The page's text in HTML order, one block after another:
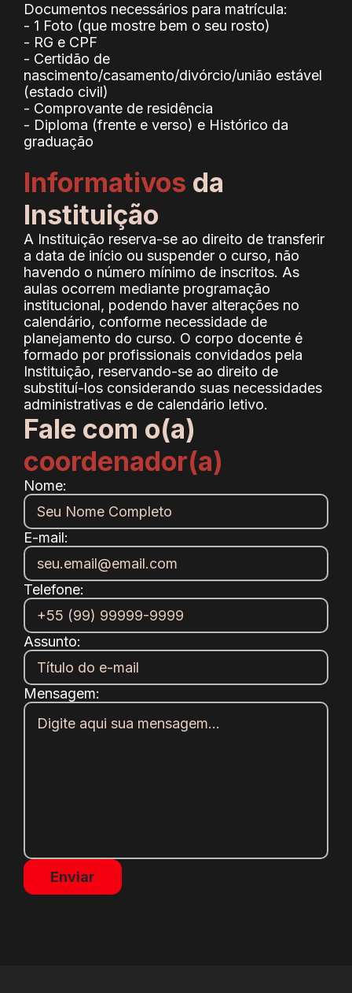
Documentos necessários para matrícula:
- 1 Foto (que mostre bem o seu rosto)
- RG e CPF
- Certidão de
nascimento/casamento/divórcio/união estável
(estado civil)
- Comprovante de residência
- Diploma (frente e verso) e Histórico da
graduação
Informativos da
Instituição
A Instituição reserva-se ao direito de transferir
a data de início ou suspender o curso, não
havendo o número mínimo de inscritos. As
aulas ocorrem mediante programação
institucional, podendo haver alterações no
calendário, conforme necessidade de
planejamento do curso. O corpo docente é
formado por profissionais convidados pela
Instituição, reservando-se ao direito de
substituí-los considerando suas necessidades
administrativas e de calendário letivo.
Fale com o(a)
coordenador(a)
Nome:
E-mail:
Telefone:
Assunto:
Mensagem: